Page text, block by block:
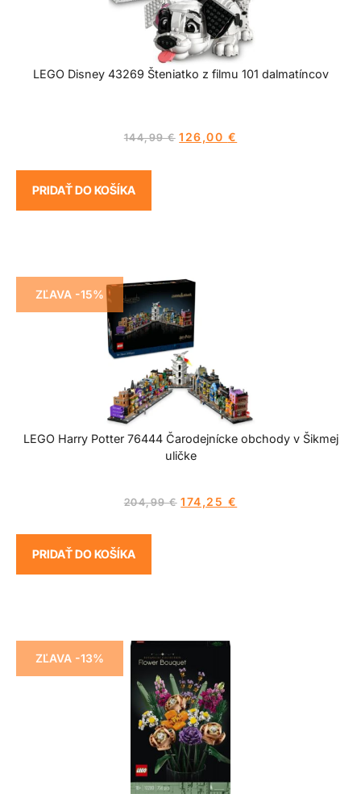
LEGO Disney 43269 Šteniatko z filmu 101 dalmatíncov
144,99€ 126,00 €
PRIDAŤ DO KOŠÍKA
ZĽAVA -15%
LEGO Harry Potter 76444 Čarodejnícke obchody v Šikmej
uličke
204,99€ 174,25 €
PRIDAŤ DO KOŠÍKA
ZĽAVA -13%